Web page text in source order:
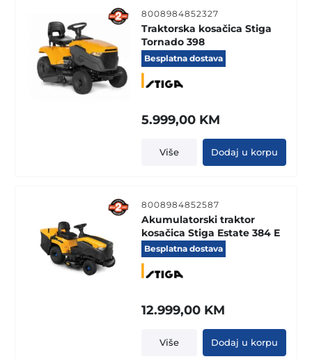
8008984852327
Traktorska kosačica Stiga
Tornado 398
Besplatna dostava
5.999,00 KM
Više Dodaj u korpu
8008984852587
Akumulatorski traktor
kosačica Stiga Estate 384 E
Besplatna dostava
12.999,00 KM
Više Dodaj u korpu